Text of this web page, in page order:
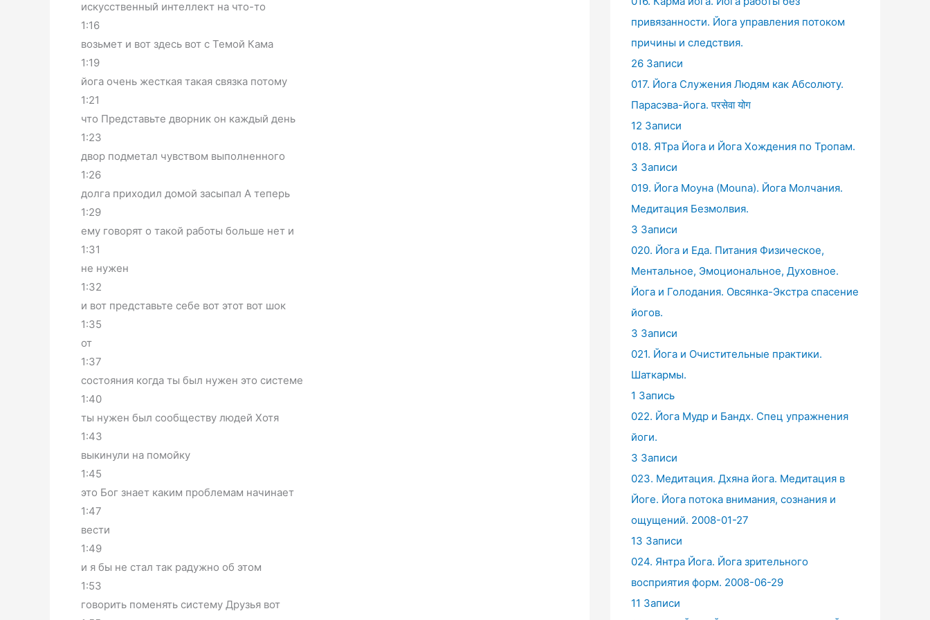
искусственный интеллект на что-то
1:16
возьмет и вот здесь вот с Темой Кама
1:19
йога очень жесткая такая связка потому
1:21
что Представьте дворник он каждый день
1:23
двор подметал чувством выполненного
1:26
долга приходил домой засыпал А теперь
1:29
ему говорят о такой работы больше нет и
1:31
не нужен
1:32
и вот представьте себе вот этот вот шок
1:35
от
1:37
состояния когда ты был нужен это системе
1:40
ты нужен был сообществу людей Хотя
1:43
выкинули на помойку
1:45
это Бог знает каким проблемам начинает
1:47
вести
1:49
и я бы не стал так радужно об этом
1:53
говорить поменять систему Друзья вот
привязанности. Йога управления потоком
причины и следствия.
26 Записи
017. Йога Служения Людям как Абсолюту.
Парасэва-йога. परसेवा योग
12 Записи
018. ЯТра Йога и Йога Хождения по Тропам.
3 Записи
019. Йога Моуна (Mouna). Йога Молчания.
Медитация Безмолвия.
3 Записи
020. Йога и Еда. Питания Физическое,
Ментальное, Эмоциональное, Духовное.
Йога и Голодания. Овсянка-Экстра спасение
йогов.
3 Записи
021. Йога и Очистительные практики.
Шаткармы.
1 Запись
022. Йога Мудр и Бандх. Спец упражнения
йоги.
3 Записи
023. Медитация. Дхяна йога. Медитация в
Йоге. Йога потока внимания, сознания и
ощущений. 2008-01-27
13 Записи
024. Янтра Йога. Йога зрительного
восприятия форм. 2008-06-29
11 Записи